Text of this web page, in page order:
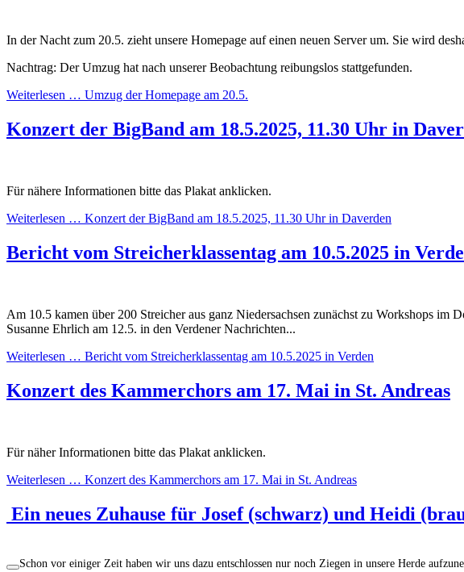
In der Nacht zum 20.5. zieht unsere Homepage auf einen neuen Server um. Sie wird
Nachtrag: Der Umzug hat nach unserer Beobachtung reibungslos stattgefunden.
Weiterlesen … Umzug der Homepage am 20.5.
Konzert der BigBand am 18.5.2025, 11.30 Uhr in
Für nähere Informationen bitte das Plakat anklicken.
Weiterlesen … Konzert der BigBand am 18.5.2025, 11.30 Uhr in Daverden
Bericht vom Streicherklassentag am 10.5.2025 in
Am 10.5 kamen über 200 Streicher aus ganz Niedersachsen zunächst zu Workshops im
Susanne Ehrlich am 12.5. in den Verdener Nachrichten...
Weiterlesen … Bericht vom Streicherklassentag am 10.5.2025 in Verden
Konzert des Kammerchors am 17. Mai in St. Andreas
Für näher Informationen bitte das Plakat anklicken.
Weiterlesen … Konzert des Kammerchors am 17. Mai in St. Andreas
Ein neues Zuhause für Josef (schwarz) und Heidi
Schon vor einiger Zeit haben wir uns dazu entschlossen nur noch Ziegen in unsere Herde